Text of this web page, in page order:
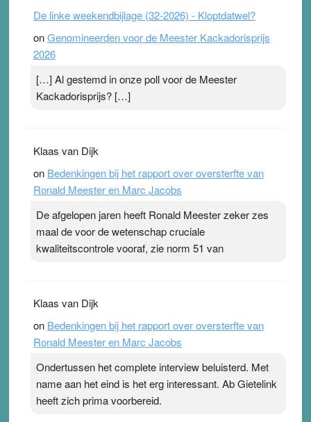
topsporters. Ze hopen ermee hun hartslag te verlagen
terwijl ze meer zuurstof opnemen. Daarop heeft zo’n
pleister geen effect. Maar het gevoel ‘makkelijker te
Pleisterplakkers in de topspsort › [...]
De linke weekendbijlage (32-2026) - Kloptdatwel?
onGenomineerden voor de Meester Kackadorisprijs
2026
[…] Al gestemd in onze poll voor de Meester
Kackadorisprijs? […]
Klaas van Dijk
on Bedenkingen bij het rapport over oversterfte van
Ronald Meester en Marc Jacobs
De afgelopen jaren heeft Ronald Meester zeker zes
maal de voor de wetenschap cruciale
kwaliteitscontrole vooraf, zie norm 51 van
Klaas van Dijk
on Bedenkingen bij het rapport over oversterfte van
Ronald Meester en Marc Jacobs
Ondertussen het complete interview beluisterd. Met
name aan het eind is het erg interessant. Ab Gietelink
heeft zich prima voorbereid.